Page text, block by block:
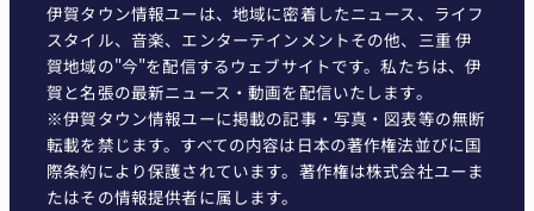
伊賀タウン情報ユーは、地域に密着したニュース、ライフ
スタイル、音楽、エンターテインメントその他、三重 伊
賀地域の"今"を配信するウェブサイトです。私たちは、伊
賀と名張の最新ニュース・動画を配信いたします。
※伊賀タウン情報ユーに掲載の記事・写真・図表等の無断
転載を禁じます。すべての内容は日本の著作権法並びに国
際条約により保護されています。著作権は株式会社ユーま
たはその情報提供者に属します。